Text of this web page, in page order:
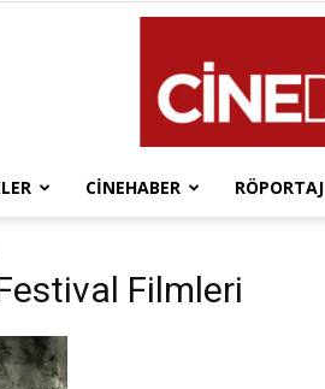
CINEHABER RÖPORTAJ
Filmleri